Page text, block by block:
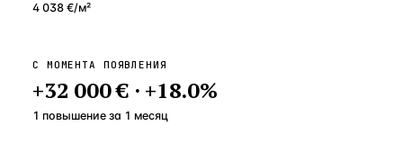
4 038 €/м²
С МОМЕНТА ПОЯВЛЕНИЯ
+32 000 €· +18.0%
1 повышение за 1 месяц